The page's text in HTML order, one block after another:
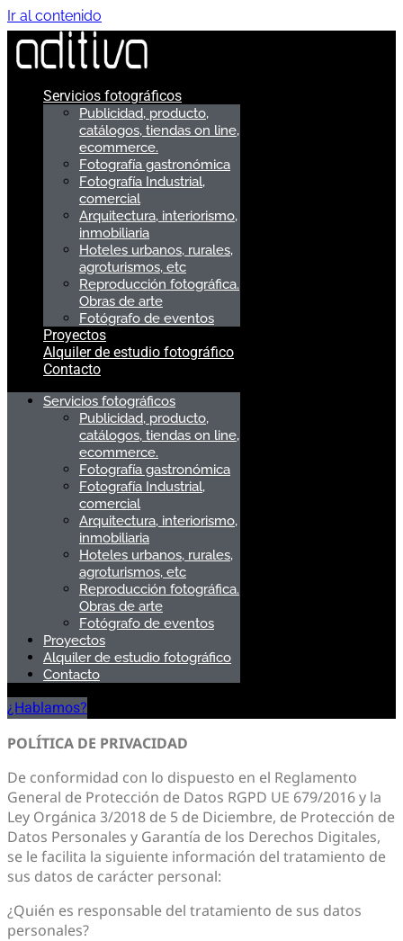
Ir al contenido
Servicios fotográficos
Publicidad, producto,
catálogos, tiendas on line,
ecommerce.
Fotografía gastronómica
Fotografía Industrial,
comercial
Arquitectura, interiorismo,
inmobiliaria
Hoteles urbanos, rurales,
agroturismos, etc
Reproducción fotográfica.
Obras de arte
Fotógrafo de eventos
Proyectos
Alquiler de estudio fotográfico
Contacto
Servicios fotográficos
Publicidad, producto,
catálogos, tiendas on line,
ecommerce.
Fotografía gastronómica
Fotografía Industrial,
comercial
Arquitectura, interiorismo,
inmobiliaria
Hoteles urbanos, rurales,
agroturismos, etc
Reproducción fotográfica.
Obras de arte
Fotógrafo de eventos
Proyectos
Alquiler de estudio fotográfico
Contacto
¿Hablamos?
POLÍTICA DE PRIVACIDAD
De conformidad con lo dispuesto en el Reglamento
General de Protección de Datos RGPD UE 679/2016 y la
Ley Orgánica 3/2018 de 5 de Diciembre, de Protección de
Datos Personales y Garantía de los Derechos Digitales,
se le facilita la siguiente información del tratamiento de
sus datos de carácter personal:
¿Quién es responsable del tratamiento de sus datos
personales?